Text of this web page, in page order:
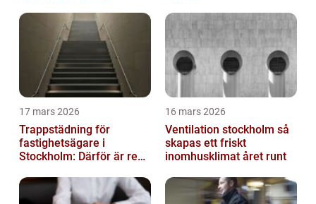
17 mars 2026
Trappstädning för
fastighetsägare i
Stockholm: Därför är rena
investering
16 mars 2026
Ventilation stockholm så
skapas ett friskt
inomhusklimat året runt